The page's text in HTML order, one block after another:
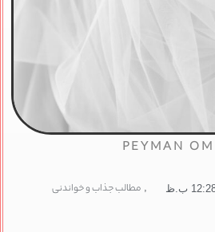
PEYMAN
ب.ظ , مطالب جذاب و خواندنی